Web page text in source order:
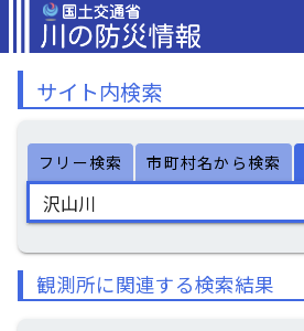
サイト内検索
フリー検索 市町村名から検索
観測所に関連する検索結果